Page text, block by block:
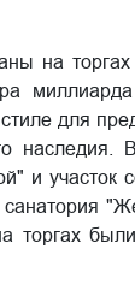
на торгах
для
и участок
торгах